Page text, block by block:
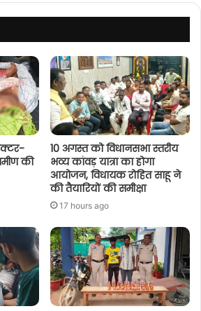
की
10 अगस्त को विधानसभा स्तरीय
भव्य कांवड़ यात्रा का होगा
आयोजन, विधायक रोहित साहू ने
की तैयारियों की समीक्षा
17 hours ago